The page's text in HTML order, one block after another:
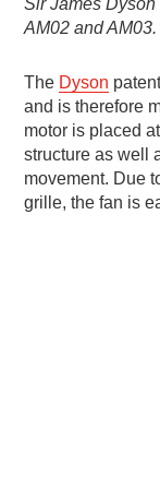
Sir James
AM02 and AM03.
The Dyson
and is therefore
motor is placed
structure as well
movement. Due
grille, the fan is